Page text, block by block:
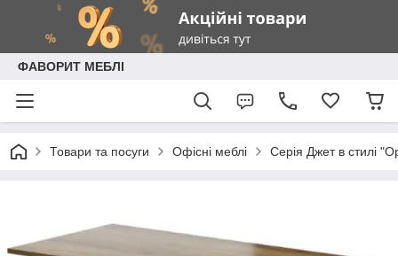
ФАВОРИТ МЕБЛІ
Товари та посуги Офісні меблі Серія Джет в стилі